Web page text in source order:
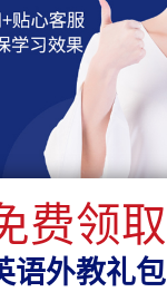
费领取
语外教礼包